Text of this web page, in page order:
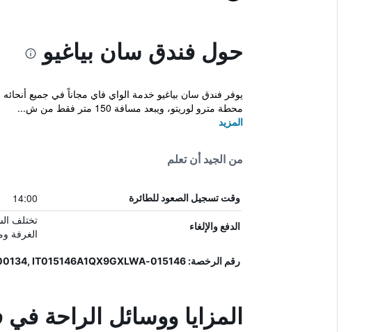
حول فندق سان بياغيو
يوفر فندق سان بياغيو خدمة الواي فاي مجاناً في جميع
محطة مترو لوريتو، ويبعد مسافة 150 متر فقط من ش...
المزيد
من الجيد أن تعلم
وقت تسجيل الصعود للطائرة 14:00
الدفع والإلغاء
تختلف
الغرفة
رقم الرخصة: 015146-ALB-00134, IT015146A1QX9GXLWA
المزايا ووسائل الراحة